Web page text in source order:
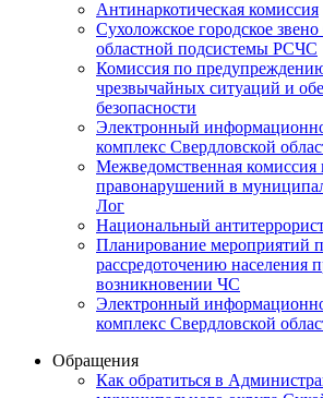
Антинаркотическая комиссия
Сухоложское городское
областной подсистемы РСЧС
Комиссия по
чрезвычайных ситуаций и
безопасности
Электронный
комплекс Cвердловской
Межведомственная комиссия
правонарушений в
Лог
Национальный
Планирование мероприятий
рассредоточению населения
возникновении ЧС
Электронный
комплекс Свердловской
Обращения
Как обратиться в